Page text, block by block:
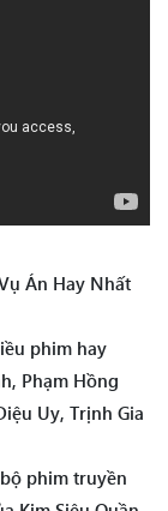
Án Hay Nhất
phim hay
Phạm Hồng
Uy, Trịnh Gia
phim truyền